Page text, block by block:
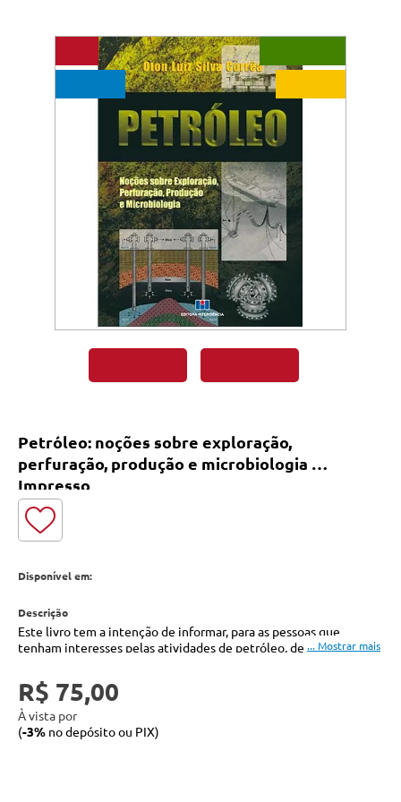
Petróleo: noções sobre exploração,
perfuração, produção e microbiologia -
Impresso
Disponível em:
Este livro tem a intenção de informar, para as pessoas que
tenham interesses pelas atividades de petróleo, de como se
noções sobre a Geologia, que localiza onde podem estar as
jazidas de óleo/gás como são feitas as perfurações para verificar
a existência destes fluidos, e depois de sua descoberta, como
podem ser produzidos.
R$ 75,00
À vista por
(-3% no depósito ou PIX)